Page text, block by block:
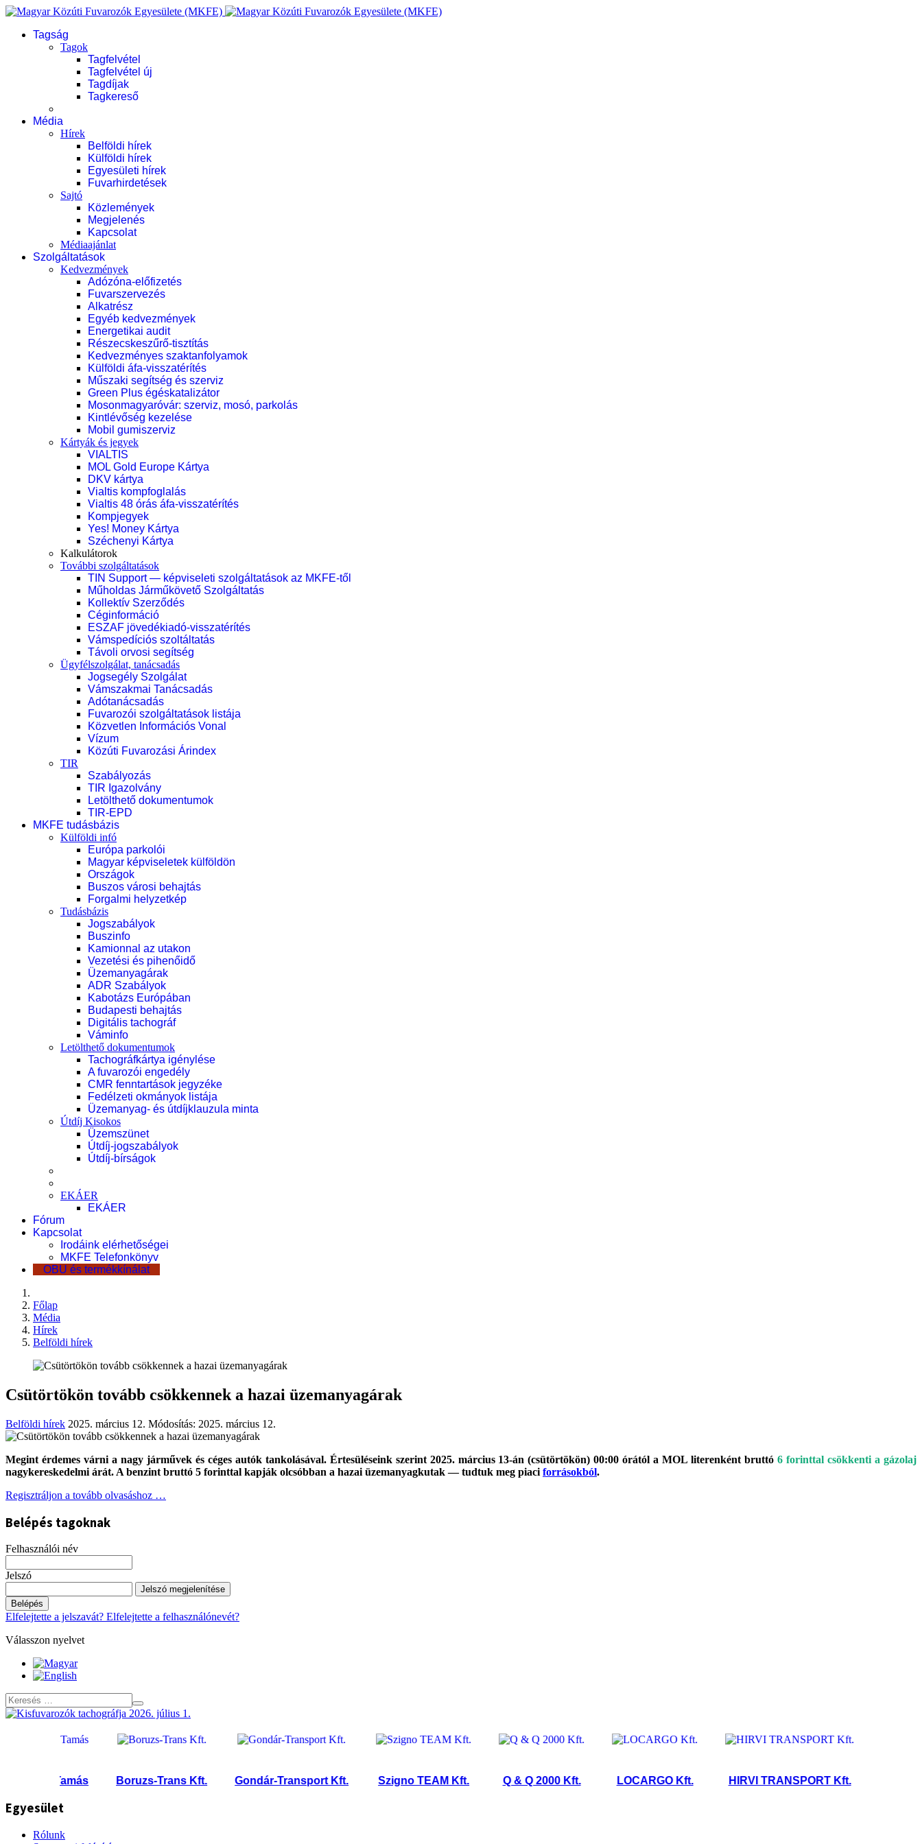
Tagság
Tagok
Tagfelvétel
Tagfelvétel új
Tagdíjak
Tagkereső
Média
Hírek
Belföldi hírek
Külföldi hírek
Egyesületi hírek
Fuvarhirdetések
Sajtó
Közlemények
Megjelenés
Kapcsolat
Médiaajánlat
Szolgáltatások
Kedvezmények
Adózóna-előfizetés
Fuvarszervezés
Alkatrész
Egyéb kedvezmények
Energetikai audit
Részecskeszűrő-tisztítás
Kedvezményes szaktanfolyamok
Külföldi áfa-visszatérítés
Műszaki segítség és szerviz
Green Plus égéskatalizátor
Mosonmagyaróvár: szerviz, mosó, parkolás
Kintlévőség kezelése
Mobil gumiszerviz
Kártyák és jegyek
VIALTIS
MOL Gold Europe Kártya
DKV kártya
Vialtis kompfoglalás
Vialtis 48 órás áfa-visszatérítés
Kompjegyek
Yes! Money Kártya
Széchenyi Kártya
Kalkulátorok
További szolgáltatások
TIN Support — képviseleti szolgáltatások az MKFE-től
Műholdas Járműkövető Szolgáltatás
Kollektív Szerződés
Céginformáció
ESZAF jövedékiadó-visszatérítés
Vámspedíciós szoltáltatás
Távoli orvosi segítség
Ügyfélszolgálat, tanácsadás
Jogsegély Szolgálat
Vámszakmai Tanácsadás
Adótanácsadás
Fuvarozói szolgáltatások listája
Közvetlen Információs Vonal
Vízum
Közúti Fuvarozási Árindex
TIR
Szabályozás
TIR Igazolvány
Letölthető dokumentumok
TIR-EPD
MKFE tudásbázis
Külföldi infó
Európa parkolói
Magyar képviseletek külföldön
Országok
Buszos városi behajtás
Forgalmi helyzetkép
Tudásbázis
Jogszabályok
Buszinfo
Kamionnal az utakon
Vezetési és pihenőidő
Üzemanyagárak
ADR Szabályok
Kabotázs Európában
Budapesti behajtás
Digitális tachográf
Váminfo
Letölthető dokumentumok
Tachográfkártya igénylése
A fuvarozói engedély
CMR fenntartások jegyzéke
Fedélzeti okmányok listája
Üzemanyag- és útdíjklauzula minta
Útdíj Kisokos
Üzemszünet
Útdíj-jogszabályok
Útdíj-bírságok
EKÁER
EKÁER
Fórum
Kapcsolat
Irodáink elérhetőségei
MKFE Telefonkönyv
OBU és termékkínálat
Főlap
Média
Hírek
Belföldi hírek
Csütörtökön tovább csökkennek a hazai üzemanyagárak
Belföldi hírek 2025. március 12. Módosítás: 2025. március 12.
Megint érdemes várni a nagy járművek és céges autók tankolásával. Értesüléseink szerint 2025. március 13-án (csütörtökön) 00:00 órától a MOL literenként bruttó6 forinttal csökkenti a gázolaj
nagykereskedelmi árát. A benzint bruttó 5 forinttal kapják olcsóbban a hazai üzemanyagkutak — tudtuk meg piaci forrásokból.
Regisztráljon a tovább olvasáshoz …
Belépés tagoknak
Felhasználói név
Jelszó
Jelszó megjelenítése
Belépés
Elfelejtette a jelszavát? Elfelejtette a felhasználónevét?
Válasszon nyelvet
Tamás Boruzs-Trans Kft. Gondár-Transport Kft. Szigno TEAM Kft. Q & Q 2000 Kft. LOCARGO Kft. HIRVI TRANSPORT Kft.
Egyesület
Rólunk